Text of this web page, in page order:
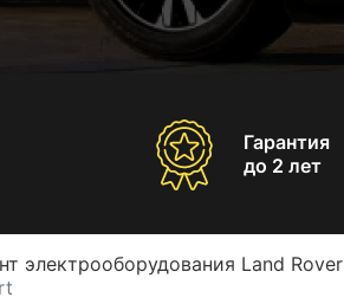
Гарантия
до 2 лет
электрооборудования Land